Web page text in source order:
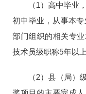
（1）高中毕业
初中毕业，从事本
部门组织的相关专
技术员级职称5年以上
（2）县（局）